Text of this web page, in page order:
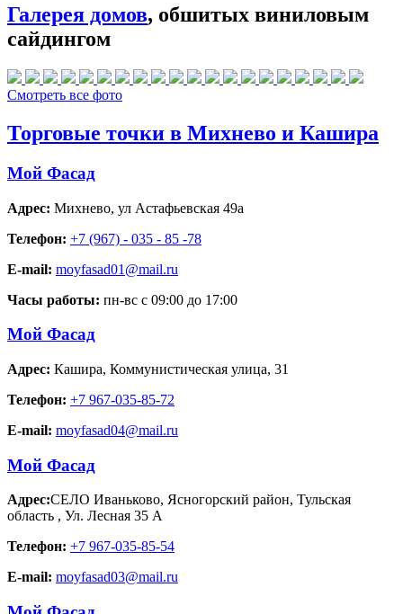
Галерея домов, обшитых виниловым
сайдингом
Смотреть все фото
Торговые точки в Михнево и Кашира
Мой Фасад
Адрес: Михнево, ул Астафьевская 49а
Телефон: +7 (967) - 035 - 85 -78
E-mail: moyfasad01@mail.ru
Часы работы: пн-вс с 09:00 до 17:00
Мой Фасад
Адрес: Кашира, Коммунистическая улица, 31
Телефон: +7 967-035-85-72
E-mail: moyfasad04@mail.ru
Мой Фасад
Адрес:СЕЛО Иваньково, Ясногорский район, Тульская
область , Ул. Лесная 35 А
Телефон: +7 967-035-85-54
E-mail: moyfasad03@mail.ru